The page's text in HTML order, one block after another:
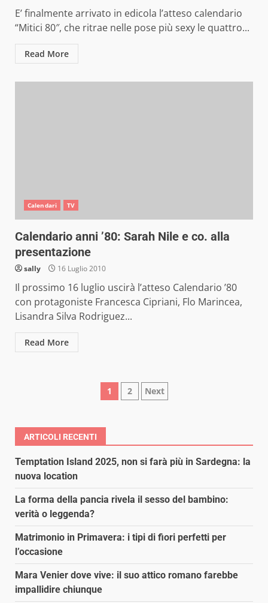
E’ finalmente arrivato in edicola l’atteso calendario
“Mitici 80″, che ritrae nelle pose più sexy le quattro...
Read More
Calendari TV
Calendario anni ’80: Sarah Nile e co. alla
presentazione
sally 16 Luglio 2010
Il prossimo 16 luglio uscirà l’atteso Calendario ’80
con protagoniste Francesca Cipriani, Flo Marincea,
Lisandra Silva Rodriguez...
Read More
Paginazione
articoli
1 2 Next
ARTICOLI RECENTI
Temptation Island 2025, non si farà più in Sardegna: la
nuova location
La forma della pancia rivela il sesso del bambino:
verità o leggenda?
Matrimonio in Primavera: i tipi di fiori perfetti per
l’occasione
Mara Venier dove vive: il suo attico romano farebbe
impallidire chiunque